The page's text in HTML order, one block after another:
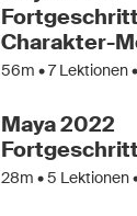
Charakter-
56m •7Lektionen
Maya 2022
28m •5 Lektionen